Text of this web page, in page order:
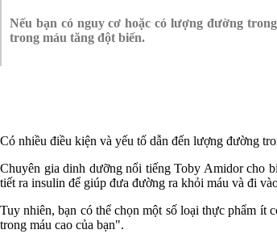
Nếu bạn có nguy cơ hoặc có lượng đường
trong máu tăng đột biến.
Có nhiều điều kiện và yếu tố dẫn đến lượng đường
Chuyên gia dinh dưỡng nổi tiếng Toby Amidor cho
tiết ra insulin để giúp đưa đường ra khỏi máu và đi
Tuy nhiên, bạn có thể chọn một số loại thực phẩm ít
trong máu cao của bạn".